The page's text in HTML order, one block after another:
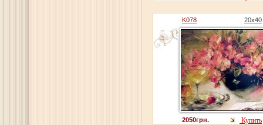
K078 20x40
2050грн. Купить